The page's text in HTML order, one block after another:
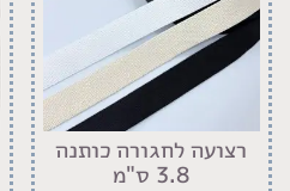
רצועה לחגורה כותנה
3.8 ס"מ